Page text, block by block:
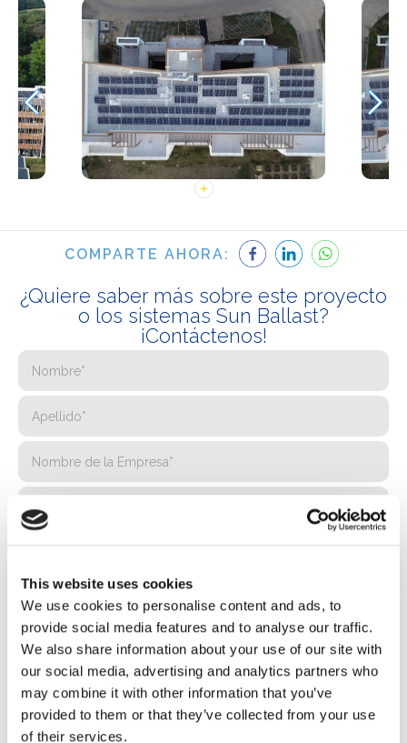
This website uses cookies
We use cookies to personalise content and ads, to
provide social media features and to analyse our traffic.
We also share information about your use of our site with
our social media, advertising and analytics partners who
may combine it with other information that you’ve
provided to them or that they’ve collected from your use
of their services.
COMPARTE AHORA:
¿Quiere saber más sobre este proyecto
o los sistemas Sun Ballast?
¡Contáctenos!